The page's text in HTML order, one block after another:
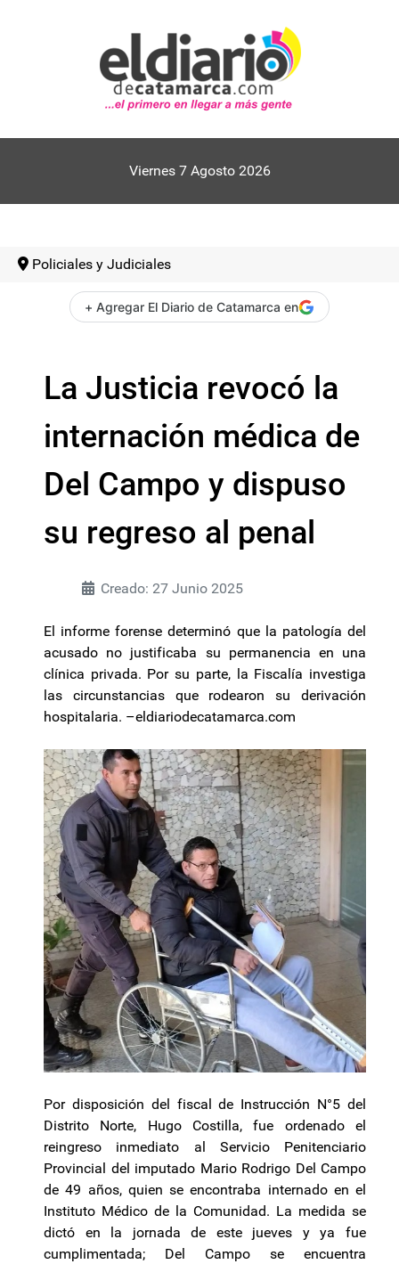
Viernes 7 Agosto 2026
Policiales y Judiciales
+ Agregar El Diario de Catamarca en
La Justicia revocó la
internación médica de
Del Campo y dispuso
su regreso al penal
Creado: 27 Junio 2025
El informe forense determinó que la patología del
acusado no justificaba su permanencia en una
clínica privada. Por su parte, la Fiscalía investiga
las circunstancias que rodearon su derivación
hospitalaria. –eldiariodecatamarca.com
Por disposición del fiscal de Instrucción N°5 del
Distrito Norte, Hugo Costilla, fue ordenado el
reingreso inmediato al Servicio Penitenciario
Provincial del imputado Mario Rodrigo Del Campo
de 49 años, quien se encontraba internado en el
Instituto Médico de la Comunidad. La medida se
dictó en la jornada de este jueves y ya fue
cumplimentada; Del Campo se encuentra